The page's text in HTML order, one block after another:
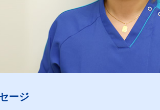
ージ